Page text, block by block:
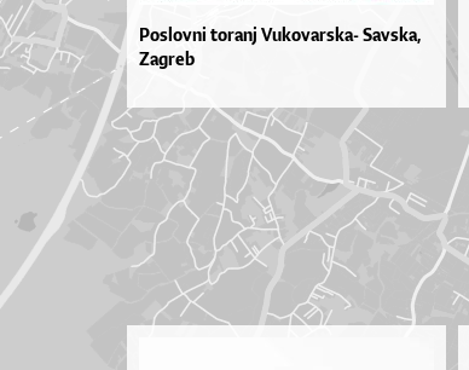
Poslovni toranj Vukovarska- Savska,
Zagreb